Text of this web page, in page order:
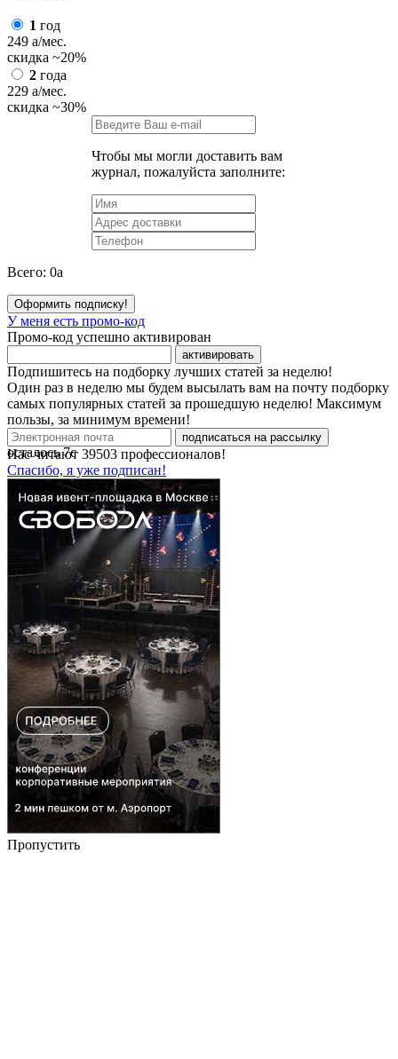
1 год
249 a/мес.
скидка ~20%
2 года
229 a/мес.
скидка ~30%
Чтобы мы могли доставить вам
журнал, пожалуйста заполните:
Всего: 0a
Оформить подписку!
У меня есть промо-код
Промо-код успешно активирован
активировать
Подпишитесь на подборку лучших статей за неделю!
Один раз в неделю мы будем высылать вам на почту подборку
самых популярных статей за прошедшую неделю! Максимум
пользы, за минимум времени!
подписаться на рассылку
Нас читают 39503 профессионалов!
Спасибо, я уже подписан!
осталось7с
Пропустить